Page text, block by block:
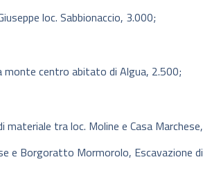
loc. Sabbionaccio, 3.000;
monte centro abitato di Algua, 2.500;
tra loc. Moline e Casa
e Borgoratto Mormorolo, Escavazione